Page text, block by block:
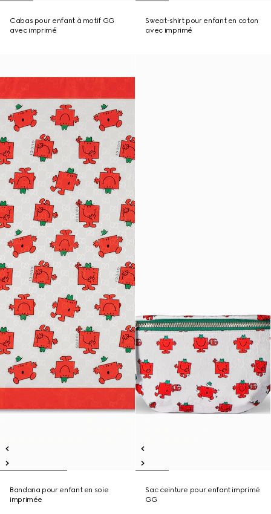
Cabas pour enfant à motif GG
avec imprimé
Sweat-shirt pour enfant en coton
avec imprimé
Bandana pour enfant en soie
imprimée
Sac ceinture pour enfant imprimé
GG